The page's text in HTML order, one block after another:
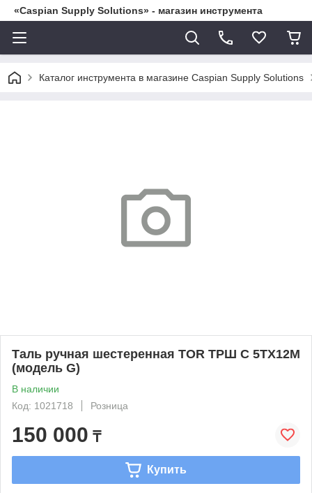
«Caspian Supply Solutions» - магазин инструмента
Каталог инструмента в магазине Caspian Supply Solutions
Таль ручная шестеренная TOR ТРШ C 5ТХ12М
(модель G)
В наличии
Код: 1021718
Розница
150 000 ₸
Купить